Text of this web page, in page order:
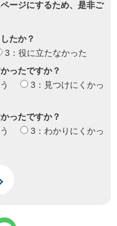
ージにするため、是非ご
たか？
3：役に立たなかった
ったですか？
3：見つけにくかっ
ったですか？
3：わかりにくかっ